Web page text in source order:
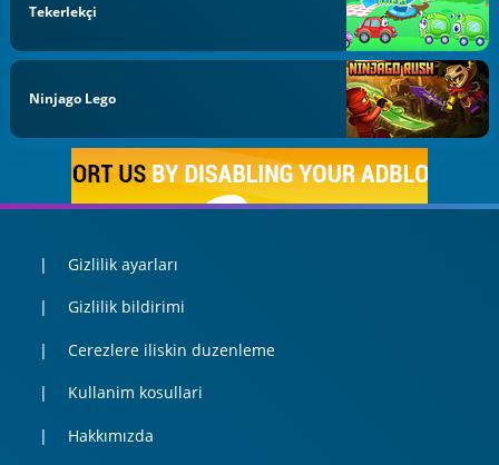
Tekerlekçi
Ninjago Lego
Gizlilik ayarları
Gizlilik bildirimi
Cerezlere iliskin duzenleme
Kullanim kosullari
Hakkımızda